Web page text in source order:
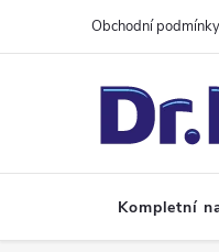
Obchodní podmínky
Kompletní